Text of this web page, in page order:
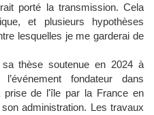
porté la transmission. Cela
et plusieurs hypothèses
lesquelles je me garderai de
thèse soutenue en 2024 à
fondateur dans
prise de l'île par la France en
administration. Les travaux